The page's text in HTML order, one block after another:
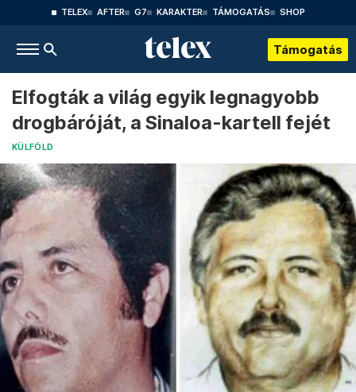
TELEX AFTER G7 KARAKTER TÁMOGATÁS SHOP
Támogatás
Elfogták a világ egyik legnagyobb
drogbáróját, a Sinaloa-kartell fejét
KÜLFÖLD